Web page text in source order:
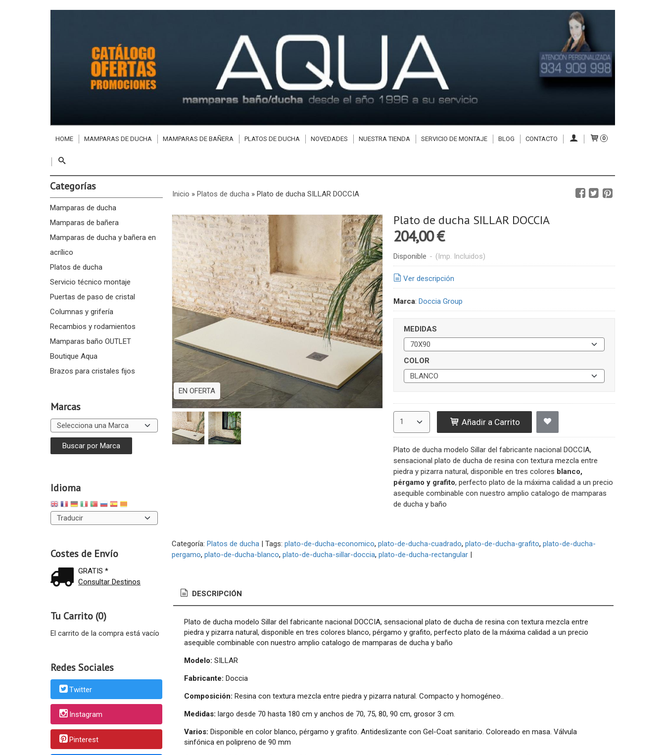
HOME MAMPARAS DE DUCHA MAMPARAS DE BAÑERA PLATOS DE DUCHA NOVEDADES NUESTRA TIENDA SERVICIO DE MONTAJE BLOG CONTACTO 0
Categorías
Mamparas de ducha
Mamparas de bañera
Mamparas de ducha y bañera en
acrílico
Platos de ducha
Servicio técnico montaje
Puertas de paso de cristal
Columnas y grifería
Recambios y rodamientos
Mamparas baño OUTLET
Boutique Aqua
Brazos para cristales fijos
Marcas
Idioma
Costes de Envío
GRATIS *
Consultar Destinos
Tu Carrito (0)
El carrito de la compra está vacío
Redes Sociales
Twitter
Instagram
Pinterest
Inicio » Platos de ducha» Plato de ducha SILLAR DOCCIA
EN OFERTA
Plato de ducha SILLAR DOCCIA
204,00 €
Disponible - (Imp. Incluidos)
Ver descripción
Marca: Doccia Group
MEDIDAS
COLOR
Añadir a Carrito
Plato de ducha modelo Sillar del fabricante nacional DOCCIA,
sensacional plato de ducha de resina con textura mezcla entre
piedra y pizarra natural, disponible en tres colores blanco,
pérgamo y grafito, perfecto plato de la máxima calidad a un precio
asequible combinable con nuestro amplio catalogo de mamparas
de ducha y baño
Categoría: Platos de ducha| Tags: plato-de-ducha-economico plato-de-ducha-cuadrado plato-de-ducha-grafito plato-de-ducha-
pergamo plato-de-ducha-blanco plato-de-ducha-sillar-doccia plato-de-ducha-rectangular |
DESCRIPCIÓN
Plato de ducha modelo Sillar del fabricante nacional DOCCIA, sensacional plato de ducha de resina con textura mezcla entre
piedra y pizarra natural, disponible en tres colores blanco, pérgamo y grafito, perfecto plato de la máxima calidad a un precio
asequible combinable con nuestro amplio catalogo de mamparas de ducha y baño
Modelo: SILLAR
Fabricante: Doccia
Composición:Resina con textura mezcla entre piedra y pizarra natural. Compacto y homogéneo..
Medidas: largo desde 70 hasta 180 cm y anchos de 70, 75, 80, 90 cm, grosor 3 cm.
Varios: Disponible en color blanco, pérgamo y grafito. Antideslizante con Gel-Coat sanitario. Coloreado en masa. Válvula
sinfónica en polipreno de 90 mm